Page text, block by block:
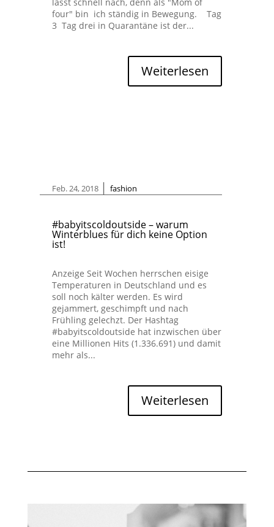
four" bin ich ständig in Bewegung. Tag
3 Tag drei in Quarantäne ist der...
Weiterlesen
Feb. 24, 2018 | fashion
#babyitscoldoutside – warum
Winterblues für dich keine Option
ist!
Anzeige Seit Wochen herrschen eisige
Temperaturen in Deutschland und es
soll noch kälter werden. Es wird
gejammert, geschimpft und nach
Frühling gelechzt. Der Hashtag
#babyitscoldoutside hat inzwischen über
eine Millionen Hits (1.336.691) und damit
mehr als...
Weiterlesen